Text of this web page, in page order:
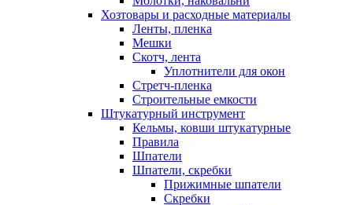
Хозтовары и расходные материалы
Ленты, пленка
Мешки
Скотч, лента
Уплотнители для окон
Стретч-пленка
Строительные емкости
Штукатурный инструмент
Кельмы, ковши штукатурные
Правила
Шпатели
Шпатели, скребки
Прижимные шпатели
Скребки